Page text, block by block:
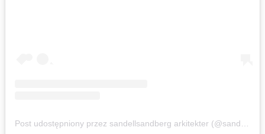
Post udo­stęp­nio­ny przez san­del­l­sand­berg ar­ki­tek­ter (@san­del­l­sand­berg)